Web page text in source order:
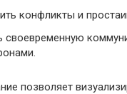
конфликты и
своевременную
позволяет